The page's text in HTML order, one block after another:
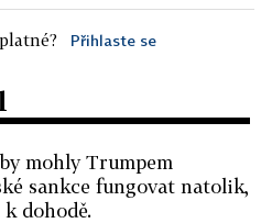
Přihlaste se
mohly Trumpem
sankce fungovat natolik,
dohodě.